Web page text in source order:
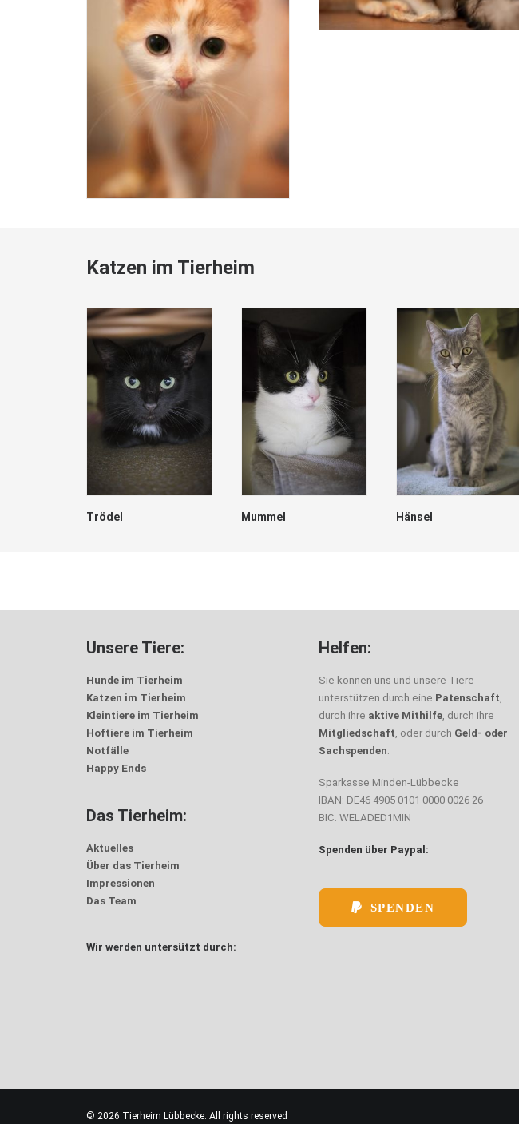
Katzen im Tierheim
Trödel Mummel Hänsel
Unsere Tiere:
Hunde im Tierheim
Katzen im Tierheim
Kleintiere im Tierheim
Hoftiere im Tierheim
Notfälle
Happy Ends
Das Tierheim:
Aktuelles
Über das Tierheim
Impressionen
Das Team
Wir werden untersützt durch:
Helfen:
Sie können uns und unsere Tiere
unterstützen durch eine Patenschaft,
durch ihre aktive Mithilfe, durch ihre
Mitgliedschaft, oder durch Geld- oder
Sachspenden.
Sparkasse Minden-Lübbecke
IBAN: DE46 4905 0101 0000 0026 26
BIC: WELADED1MIN
Spenden über Paypal:
SPENDEN
© 2026 Tierheim Lübbecke. All rights reserved